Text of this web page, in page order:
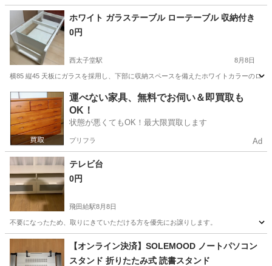
東京 北区 田端駅 椅子
ホワイト ガラステーブル ローテーブル 収納付き
0円
西太子堂駅 8月8日
横85 縦45 天板にガラスを採用し、下部に収納スペースを備えたホワイトカラーのロ
東京 世田谷区 西太子堂駅 テーブル ガラス
運べない家具、無料でお伺い＆即買取も
OK！
状態が悪くてもOK！最大限買取します
プリフラ Ad
テレビ台
0円
飛田給駅8月8日
不要になったため、取りにきていただける方を優先にお譲りします。
東京 調布市 飛田給駅 収納家具
【オンライン決済】SOLEMOOD ノートパソコン
スタンド 折りたたみ式 読書スタンド